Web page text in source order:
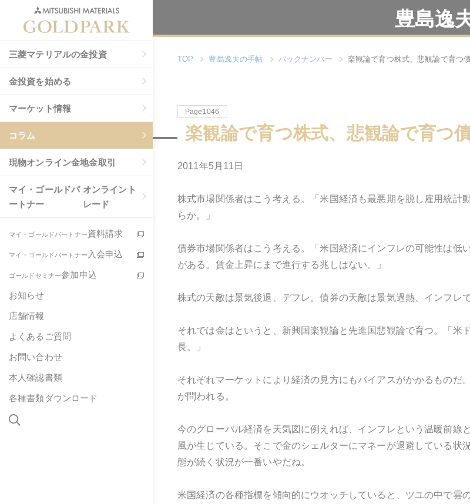
三菱マテリアルの金投資
金投資を始める
マーケット情報
コラム
現物オンライン金地金取引
マイ・ゴールドパ
ートナー
オンライント
レード
マイ・ゴールドパートナー資料請求
マイ・ゴールドパートナー 入会申込
ゴールドセミナー参加申込
お知らせ
店舗情報
よくあるご質問
お問い合わせ
本人確認書類
各種書類ダウンロード
豊島逸
TOP 豊島逸夫の手帖 バックナンバー 楽観論で育つ株式、悲観論で育つ
Page1046
楽観論で育つ株式、悲観論で育つ
2011年5月11日
株式市場関係者はこう考える。「米国経済も最悪期を脱し雇用統計
らか。」
債券市場関係者はこう考える。「米国経済にインフレの可能性は
がある。賃金上昇にまで進行する兆しはない。」
株式の天敵は景気後退、デフレ。債券の天敵は景気過熱、インフレで
それでは金はというと、新興国楽観論と先進国悲観論で育つ。「
長。」
それぞれマーケットにより経済の見方にもバイアスがかかるもの
が問われる。
今のグローバル経済を天気図に例えれば、インフレという温暖前
風が生じている。そこで金のシェルターにマネーが退避している
態が続く状況が一番いやだね。
米国経済の各種指標を傾向的にウオッチしていると、ツユの中で